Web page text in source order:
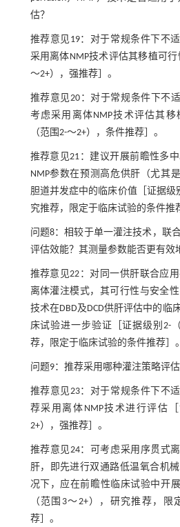
估？
推荐意见19：对于常规条件下不
采用离体NMP技术评估其移植可
～2+），强推荐］。
推荐意见20：对于常规条件下不
考虑采用离体NMP技术评估其
（范围2-～2+），条件推荐］。
推荐意见21：建议开展前瞻性多
NMP参数在预测高危供肝（尤其
胆道并发症中的临床价值［证据级
究推荐，限定于临床试验的条件推
问题8：相较于单一灌注技术，联
评估效能？其测量参数能否更有效
推荐意见22：对同一供肝联合应
离体灌注模式，其可行性与安全
技术在DBD及DCD供肝评估中的临
床试验进一步验证［证据级别2-
荐，限定于临床试验的条件推荐］。
问题9：推荐采用哪种灌注策略评估
推荐意见23：对于常规条件下不
荐采用离体NMP技术进行评估
2+），强推荐］。
推荐意见24：可考虑采用序贯式
肝，即先进行双通路低温氧合机
况下，应在前瞻性临床试验中开
（范围3～2+），研究推荐，限
荐］。